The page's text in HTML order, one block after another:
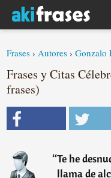
Frases ›Autores ›Gonzalo
Frases y Citas
frases)
“Te he
llama de